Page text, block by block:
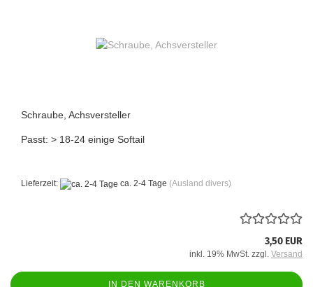
Schraube, Achsversteller
Passt: > 18-24 einige Softail
Lieferzeit: ca. 2-4 Tage (Ausland divers)
3,50 EUR
inkl. 19% MwSt. zzgl. Versand
IN DEN WARENKORB